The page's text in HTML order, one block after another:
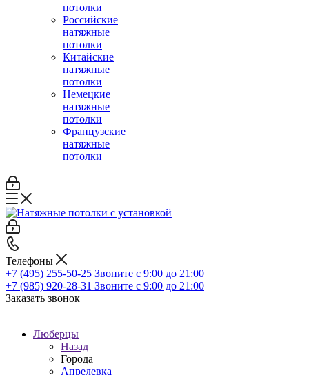
потолки
Российские
натяжные
потолки
Китайские
натяжные
потолки
Немецкие
натяжные
потолки
Французские
натяжные
потолки
Телефоны
+7 (495) 255-50-25 Звоните с 9:00 до 21:00
+7 (985) 920-28-31 Звоните с 9:00 до 21:00
Заказать звонок
Люберцы
Назад
Города
Апрелевка